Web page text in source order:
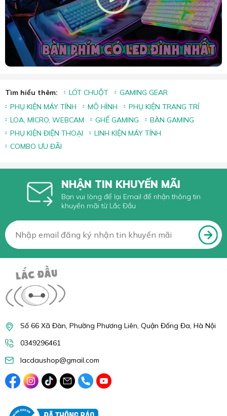
Tìm hiểu thêm: LÓT CHUỘT
GAMING GEAR
PHỤ KIỆN MÁY TÍNH
MÔ HÌNH
PHỤ KIỆN TRANG TRÍ
LOA, MICRO, WEBCAM
GHẾ GAMING
BÀN GAMING
PHỤ KIỆN ĐIỆN THOẠI
LINH KIỆN MÁY TÍNH
COMBO ƯU ĐÃI
NHẬN TIN KHUYẾN MÃI
Bạn vui lòng để lại Email để nhận thông tin
khuyến mãi từ Lắc Đầu
Số 66 Xã Đàn, Phường Phương Liên, Quận Đống Đa, Hà Nội
0349296461
lacdaushop@gmail.com